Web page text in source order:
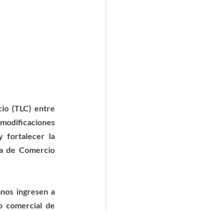
(TLC) entre
fortalecer la
de Comercio
ingresen a
comercial de